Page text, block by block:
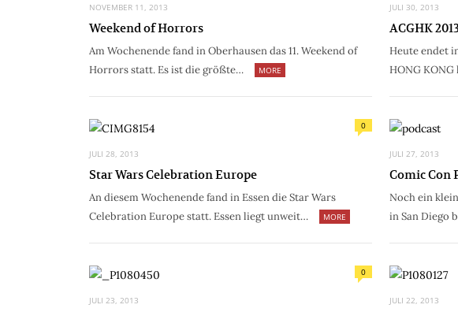
NOVEMBER 11, 2013
Weekend of Horrors
Am Wochenende fand in Oberhausen das 11. Weekend of
Horrors statt. Es ist die größte…
MORE
JULI 30, 2013
ACGHK
Heute endet
HONG
JULI 28, 2013
0
Star Wars Celebration Europe
An diesem Wochenende fand in Essen die Star Wars
Celebration Europe statt. Essen liegt unweit…
MORE
JULI 27, 2013
Comic Con
Noch ein
in San Diego
JULI 23, 2013
0
JULI 22, 2013